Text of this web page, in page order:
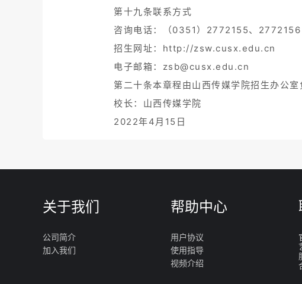
第十九条联系方式
咨询电话：（0351）2772155、2772156
招生网址：http://zsw.cusx.edu.cn
电子邮箱：zsb@cusx.edu.cn
第二十条本章程由山西传媒学院招生办公
校长：山西传媒学院
2022年4月15日
关于我们
公司简介
加入我们
帮助中心
用户协议
使用指导
视频介绍